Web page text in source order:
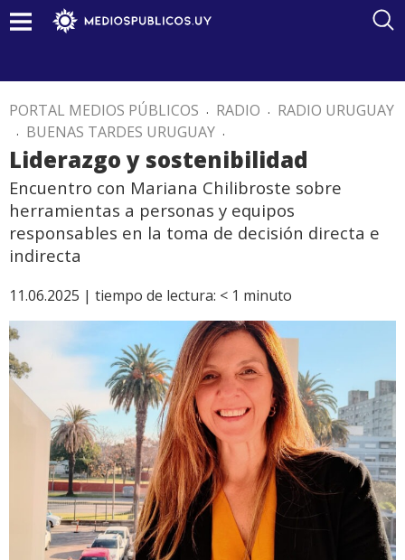
PORTAL MEDIOS PÚBLICOS . RADIO . RADIO URUGUAY
. BUENAS TARDES URUGUAY .
Liderazgo y sostenibilidad
Encuentro con Mariana Chilibroste sobre
herramientas a personas y equipos
responsables en la toma de decisión directa e
indirecta
11.06.2025 | tiempo de lectura: < 1 minuto